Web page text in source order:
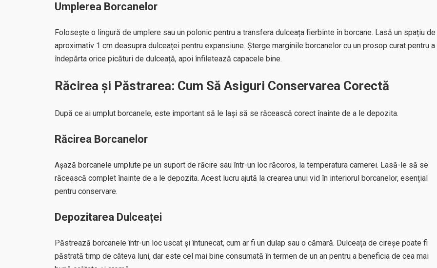
Umplerea Borcanelor
Folosește o lingură de umplere sau un polonic pentru a transfera dulceața fierbinte în borcane. Lasă un spațiu de
aproximativ 1 cm deasupra dulceaței pentru expansiune. Șterge marginile borcanelor cu un prosop curat pentru a
îndepărta orice picături de dulceață, apoi înfiletează capacele bine.
Răcirea și Păstrarea: Cum Să Asiguri Conservarea Corectă
După ce ai umplut borcanele, este important să le lași să se răcească corect înainte de a le depozita.
Răcirea Borcanelor
Așază borcanele umplute pe un suport de răcire sau într-un loc răcoros, la temperatura camerei. Lasă-le să se
răcească complet înainte de a le depozita. Acest lucru ajută la crearea unui vid în interiorul borcanelor, esențial
pentru conservare.
Depozitarea Dulceaței
Păstrează borcanele într-un loc uscat și întunecat, cum ar fi un dulap sau o cămară. Dulceața de cireșe poate fi
păstrată timp de câteva luni, dar este cel mai bine consumată în termen de un an pentru a beneficia de cea mai